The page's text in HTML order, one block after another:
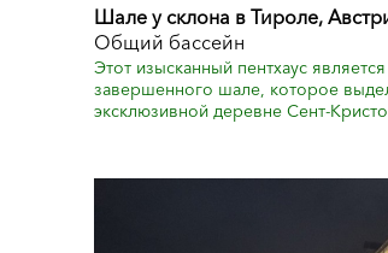
Шале у склона в Тироле,
Общий бассейн
Этот изысканный пентхаус
завершенного шале, которое
эксклюзивной деревне Сент-